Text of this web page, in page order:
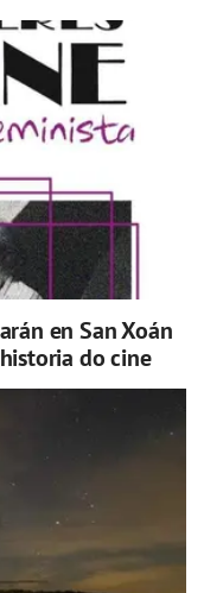
en San Xoán
do cine